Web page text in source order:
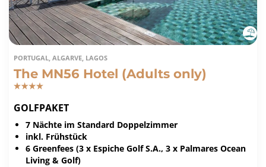
PORTUGAL, ALGARVE, LAGOS
The MN56 Hotel (Adults only)
GOLFPAKET
7 Nächte im Standard Doppelzimmer
inkl. Frühstück
6 Greenfees (3 x Espiche Golf S.A., 3 x Palmares Ocean
Living & Golf)